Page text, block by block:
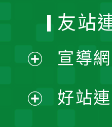
開
友站
宣導
好站